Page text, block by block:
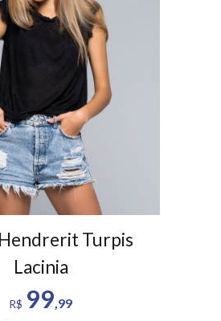
Turpis
Lacinia
R$ 99,99